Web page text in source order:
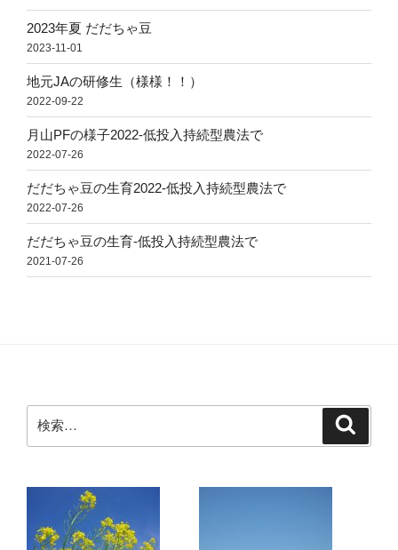
2023年夏 だだちゃ豆
2023-11-01
地元JAの研修生（様様！！）
2022-09-22
月山PFの様子2022-低投入持続型農法で
2022-07-26
だだちゃ豆の生育2022-低投入持続型農法で
2022-07-26
だだちゃ豆の生育-低投入持続型農法で
2021-07-26
索: